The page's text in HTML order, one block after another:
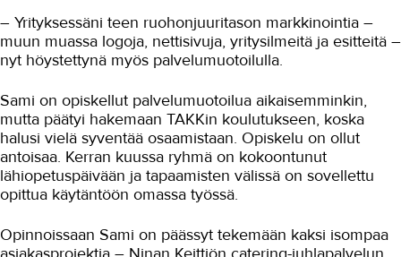
Opinnot saivat lisämaustetta
Espanjasta
Tuotteiden myynnistä palveluiden
palvelumuotoiluun älytiivisteiden
myynnissä
Konseptiajattelu kehittyy
palvelumuotoilukoulutuksessa
Palvelumuotoilu antaa yritykselle
Lempäälä otti palvelumuotoilun
hyötykäyttöön
– Yrityksessäni teen ruohonjuuritason markkinointia –
muun muassa logoja, nettisivuja, yritysilmeitä ja esitteitä –
nyt höystettynä myös palvelumuotoilulla.
Sami on opiskellut palvelumuotoilua aikaisemminkin,
mutta päätyi hakemaan TAKKin koulutukseen, koska
halusi vielä syventää osaamistaan. Opiskelu on ollut
antoisaa. Kerran kuussa ryhmä on kokoontunut
lähiopetuspäivään ja tapaamisten välissä on sovellettu
opittua käytäntöön omassa työssä.
Opinnoissaan Sami on päässyt tekemään kaksi isompaa